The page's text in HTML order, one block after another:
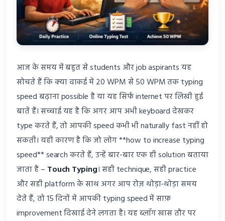
आज के समय में बहुत से students और job aspirants यह
सोचते हैं कि क्या वाकई में 20 WPM से 50 WPM तक typing
speed बढ़ाना possible है या यह सिर्फ internet पर लिखी हुई
बातें हैं। सच्चाई यह है कि अगर आप अभी keyboard देखकर
type करते हैं, तो आपकी speed कभी भी naturally fast नहीं हो
सकती। यही कारण है कि जो लोग **how to increase typing
speed** search करते हैं, उन्हें बार-बार एक ही solution बताया
जाता है – Touch Typing। सही technique, सही practice
और सही platform के साथ अगर आप रोज़ थोड़ा-थोड़ा समय
देते हैं, तो 15 दिनों में आपकी typing speed में साफ़
improvement दिखाई देने लगता है। यह ब्लॉग खास तौर पर